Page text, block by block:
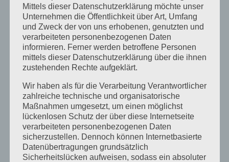
Juli 2023
Juni 2023
Mai 2023
April 2023
Februar 2023
Dezember 2022
November 2022
Oktober 2022
Mittels dieser Datenschutzerklärung möchte unser
Unternehmen die Öffentlichkeit über Art, Umfang
und Zweck der von uns erhobenen, genutzten und
verarbeiteten personenbezogenen Daten
informieren. Ferner werden betroffene Personen
mittels dieser Datenschutzerklärung über die ihnen
zustehenden Rechte aufgeklärt.
Wir haben als für die Verarbeitung Verantwortlicher
zahlreiche technische und organisatorische
Maßnahmen umgesetzt, um einen möglichst
lückenlosen Schutz der über diese Internetseite
verarbeiteten personenbezogenen Daten
sicherzustellen. Dennoch können Internetbasierte
Datenübertragungen grundsätzlich
Sicherheitslücken aufweisen, sodass ein absoluter